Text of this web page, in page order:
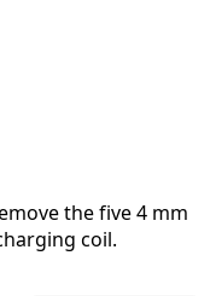
the five 4 mm
coil.